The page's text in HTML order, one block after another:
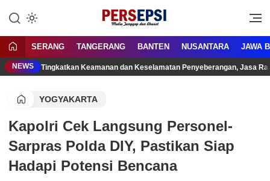
konten
Persepsi.co.id
Media Tanggap Dan Akurat
SERANG TANGERANG BANTEN NUSANTARA JAWA
NEWS Tingkatkan Keamanan dan Keselamatan Penyeberangan, Jasa
YOGYAKARTA
Kapolri Cek Langsung Personel-
Sarpras Polda DIY, Pastikan Siap
Hadapi Potensi Bencana